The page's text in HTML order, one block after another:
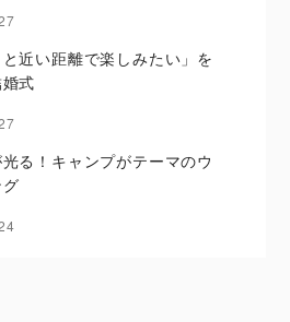
と近い距離で楽しみたい」を
式
る！キャンプがテーマのウ